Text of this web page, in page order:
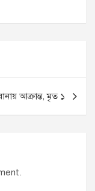
আক্রান্ত, মৃত ১